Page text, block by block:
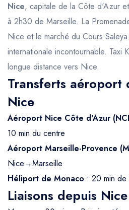
Nice, capitale de la Côte d'Azur
à 2h30 de Marseille. La
Nice et le marché du Cours
internationale incontournable. Taxi
longue distance vers Nice.
Transferts aéroport
Nice
Aéroport Nice Côte d'Azur
10 min du centre
Aéroport Marseille-Provence
Nice→Marseille
Héliport de Monaco : 20 min
Liaisons depuis Nice